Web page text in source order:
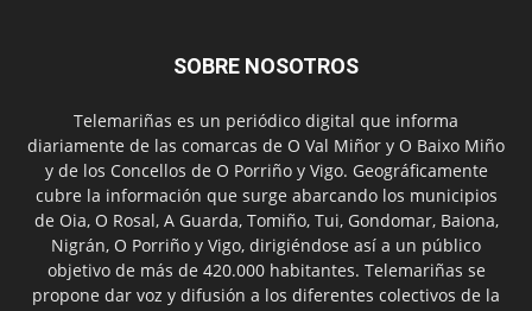
SOBRE NOSOTROS
Telemariñas es un periódico digital que informa
diariamente de las comarcas de O Val Miñor y O Baixo Miño
y de los Concellos de O Porriño y Vigo. Geográficamente
cubre la información que surge abarcando los municipios
de Oia, O Rosal, A Guarda, Tomiño, Tui, Gondomar, Baiona,
Nigrán, O Porriño y Vigo, dirigiéndose así a un público
objetivo de más de 420.000 habitantes. Telemariñas se
propone dar voz y difusión a los diferentes colectivos de la